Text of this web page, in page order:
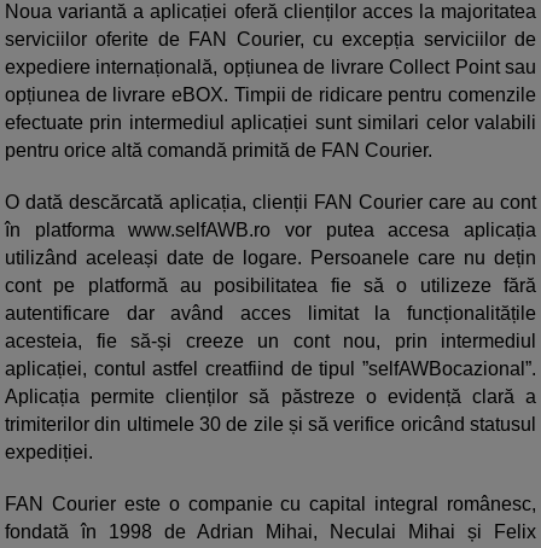
Noua variantă a aplicației oferă clienților acces la majoritatea
serviciilor oferite de FAN Courier, cu excepția serviciilor de
expediere internațională, opțiunea de livrare Collect Point sau
opțiunea de livrare eBOX. Timpii de ridicare pentru comenzile
efectuate prin intermediul aplicației sunt similari celor valabili
pentru orice altă comandă primită de FAN Courier.
O dată descărcată aplicația, clienții FAN Courier care au cont
în platforma www.selfAWB.ro vor putea accesa aplicația
utilizând aceleași date de logare. Persoanele care nu dețin
cont pe platformă au posibilitatea fie să o utilizeze fără
autentificare dar având acces limitat la funcționalitățile
acesteia, fie să-și creeze un cont nou, prin intermediul
aplicației, contul astfel creatfiind de tipul ”selfAWBocazional”.
Aplicația permite clienților să păstreze o evidență clară a
trimiterilor din ultimele 30 de zile și să verifice oricând statusul
expediției.
FAN Courier este o companie cu capital integral românesc,
fondată în 1998 de Adrian Mihai, Neculai Mihai și Felix